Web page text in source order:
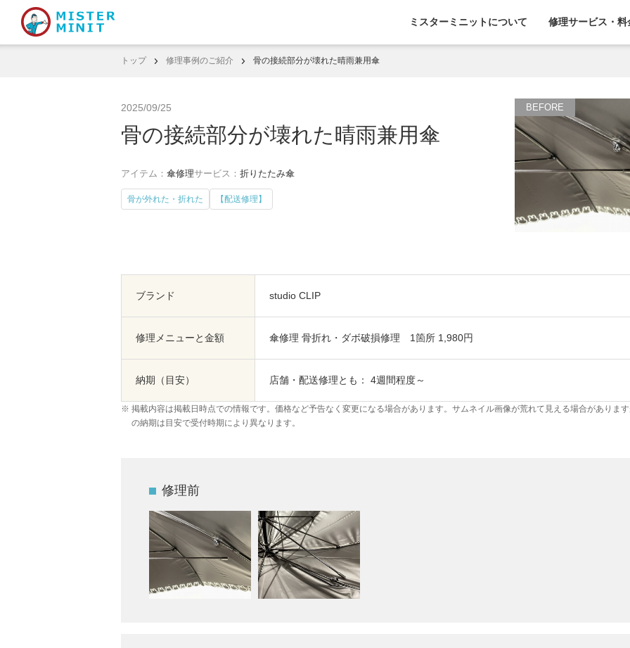
ミスターミニットについて 修理サービス・料
トップ 修理事例のご紹介 骨の接続部分が壊れた晴雨兼用傘
2025/09/25
骨の接続部分が壊れた晴雨兼用傘
アイテム： 傘修理サービス： 折りたたみ傘
骨が外れた・折れた 【配送修理】
ブランド studio CLIP
修理メニューと金額 傘修理 骨折れ・ダボ破損修理 1箇所 1,980円
納期（目安） 店舗・配送修理とも： 4週間程度～
掲載内容は掲載日時点での情報です。価格など予告なく変更になる場合があります。サムネイル画像が荒れて見える場合がありま
の納期は目安で受付時期により異なります。
修理前